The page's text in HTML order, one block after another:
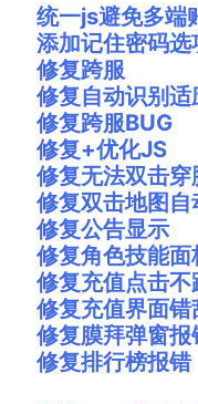
基于wordpress开发
更新
排行
统一js避免多端
添加记住密码选
修复跨服
修复自动识别
修复跨服BUG
修复+优化JS
修复无法双击穿
修复双击地图自
修复公告显示
修复角色技能
修复充值点击
修复充值界面错
修复膜拜弹窗报
修复排行榜报错